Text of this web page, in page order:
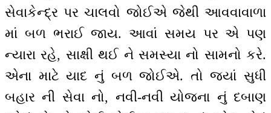
સેવાકેન્દ્ર પર ચાલવો જોઈએ જેથી આવવાવાળા
માં બળ ભરાઈ જાય. આવાં સમય પર એ પણ
ન્યારા રહે, સાક્ષી થઈ ને સમસ્યા નો સામનો કરે.
એના માટે યાદ નું બળ જોઈએ. તો જ્યાં સુધી
બહાર ની સેવા નો, નવી-નવી યોજના નું દબાણ